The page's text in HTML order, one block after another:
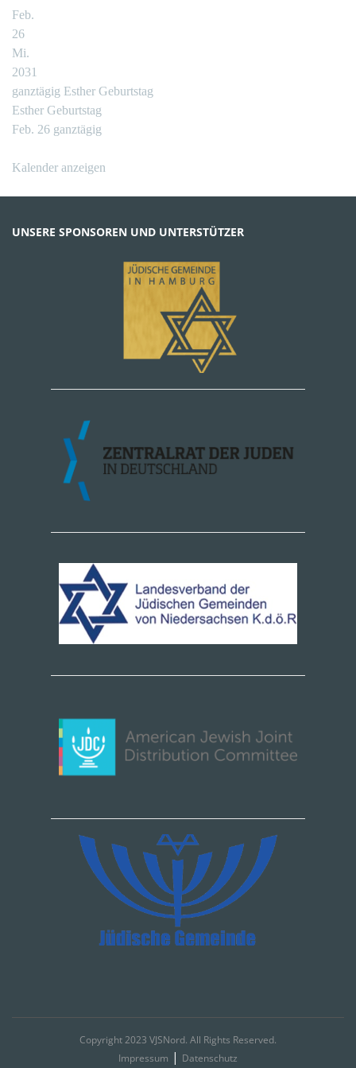
Feb.
26
Mi.
2031
ganztägig Esther Geburtstag
Esther Geburtstag
Feb. 26 ganztägig
Kalender anzeigen
UNSERE SPONSOREN UND UNTERSTÜTZER
Copyright 2023 VJSNord. All Rights Reserved.
Impressum | Datenschutz